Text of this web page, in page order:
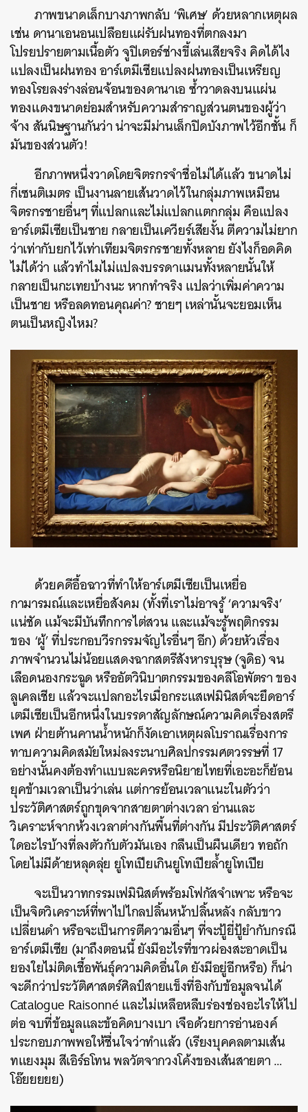
ภาพขนาดเล็กบางภาพกลับ ‘พิเศษ’ ด้วยหลากเหตุผล
เช่น ดานาเอนอนเปลือยแผ่รับฝนทองที่ตกลงมา
โปรยปรายตามเนื้อตัว จูปิเตอร์ช่างขี้เล่นเสียจริง คิดได้ไง
แปลงเป็นฝนทอง อาร์เตมีเซียแปลงฝนทองเป็นเหรียญ
ทองโรยลงร่างล่อนจ้อนของดานาเอ ซ้ำวาดลงบนแผ่น
ทองแดงขนาดย่อมสำหรับความสำราญส่วนตนของผู้ว่า
จ้าง สันนิษฐานกันว่า น่าจะมีม่านเล็กปิดบังภาพไว้อีกชั้น ก็
มันของส่วนตัว!
อีกภาพหนึ่งวาดโดยจิตรกรจำชื่อไม่ได้แล้ว ขนาดไม่
กี่เซนติเมตร เป็นงานลายเส้นวาดไว้ในกลุ่มภาพเหมือน
จิตรกรชายอื่นๆ ที่แปลกและไม่แปลกแตกกลุ่ม คือแปลง
อาร์เตมีเซียเป็นชาย กลายเป็นเควียร์เสียงั้น ตีความไม่ยาก
ว่าเท่ากับยกไว้เท่าเทียมจิตรกรชายทั้งหลาย ยังไงก็อดคิด
ไม่ได้ว่า แล้วทำไมไม่แปลงบรรดาแมนทั้งหลายนั้นให้
กลายเป็นกะเทยบ้างนะ หากทำจริง แปลว่าเพิ่มค่าความ
เป็นชาย หรือลดทอนคุณค่า? ชายๆ เหล่านั้นจะยอมเห็น
ตนเป็นหญิงไหม?
ด้วยคดีอื้อฉาวที่ทำให้อาร์เตมีเซียเป็นเหยื่อ
กามารมณ์และเหยื่อสังคม (ทั้งที่เราไม่อาจรู้ ‘ความจริง’
แน่ชัด แม้จะมีบันทึกการไต่สวน และแม้จะรู้พฤติกรรม
ของ ‘ผู้’ ที่ประกอบวีรกรรมจัญไรอื่นๆ อีก) ด้วยหัวเรื่อง
ภาพจำนวนไม่น้อยแสดงฉากสตรีสังหารบุรุษ (จูดิธ) จน
เลือดนองกระฉูด หรืออัตวินิบาตกรรมของคลีโอพัตรา ของ
ลูเคลเชีย แล้วจะแปลกอะไรเมื่อกระแสเฟมินิสต์จะยึดอาร์
เตมีเซียเป็นอีกหนึ่งในบรรดาสัญลักษณ์ความคิดเรื่องสตรี
เพศ ฝ่ายต้านคานน้ำหนักก็งัดเอาเหตุผลโบราณเรื่องการ
ทาบความคิดสมัยใหม่ลงระนาบศิลปกรรมศตวรรษที่ 17
อย่างนั้นคงต้องทำแบบละครหรือนิยายไทยที่เอะอะก็ย้อน
ยุคข้ามเวลาเป็นว่าเล่น แต่การย้อนเวลาแนะในตัวว่า
ประวัติศาสตร์ถูกขุดจากสายตาต่างเวลา อ่านและ
วิเคราะห์จากห้วงเวลาต่างกันพื้นที่ต่างกัน มีประวัติศาสตร์
ใดอะไรบ้างที่ลงตัวกับตัวมันเอง กลืนเป็นผืนเดียว ทอถัก
โดยไม่มีด้ายหลุดลุ่ย ยูโทเปียเกินยูโทเปียล้ำยูโทเปีย
จะเป็นวาทกรรมเฟมินิสต์พร้อมโฟกัสจำเพาะ หรือจะ
เป็นจิตวิเคราะห์ที่พาไปไกลปลิ้นหน้าปลิ้นหลัง กลับขาว
เปลี่ยนดำ หรือจะเป็นการตีความอื่นๆ ที่จะปู้ยี่ปู้ยำกับกรณี
อาร์เตมีเซีย (มาถึงตอนนี้ ยังมีอะไรที่ขาวผ่องสะอาดเป็น
ยองใยไม่ติดเชื้อพันธุ์ความคิดอื่นใด ยังมีอยู่อีกหรือ) ก็น่า
จะดีกว่าประวัติศาสตร์ศิลป์สายแข็งที่อิงกับข้อมูลจนได้
Catalogue Raisonné และไม่เหลือหลืบร่องช่องอะไรให้ไป
ต่อ จบที่ข้อมูลและข้อคิดบางเบา เจือด้วยการอ่านองค์
ประกอบภาพพอให้ชื่นใจว่าทำแล้ว (เรียงบุคคลตามเส้น
ทแยงมุม สีเอิร์ธโทน พลวัตจากวงโค้งของเส้นสายตา …
โอ๊ยยยยย)
ค้นหา
SHARE TWEET LINE EMAIL